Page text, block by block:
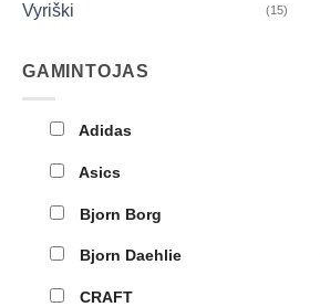
Vyriški (15)
GAMINTOJAS
Adidas
Asics
Bjorn Borg
Bjorn Daehlie
CRAFT